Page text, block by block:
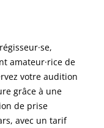
amateur·rice de
votre audition
grâce à une
de prise
avec un tarif